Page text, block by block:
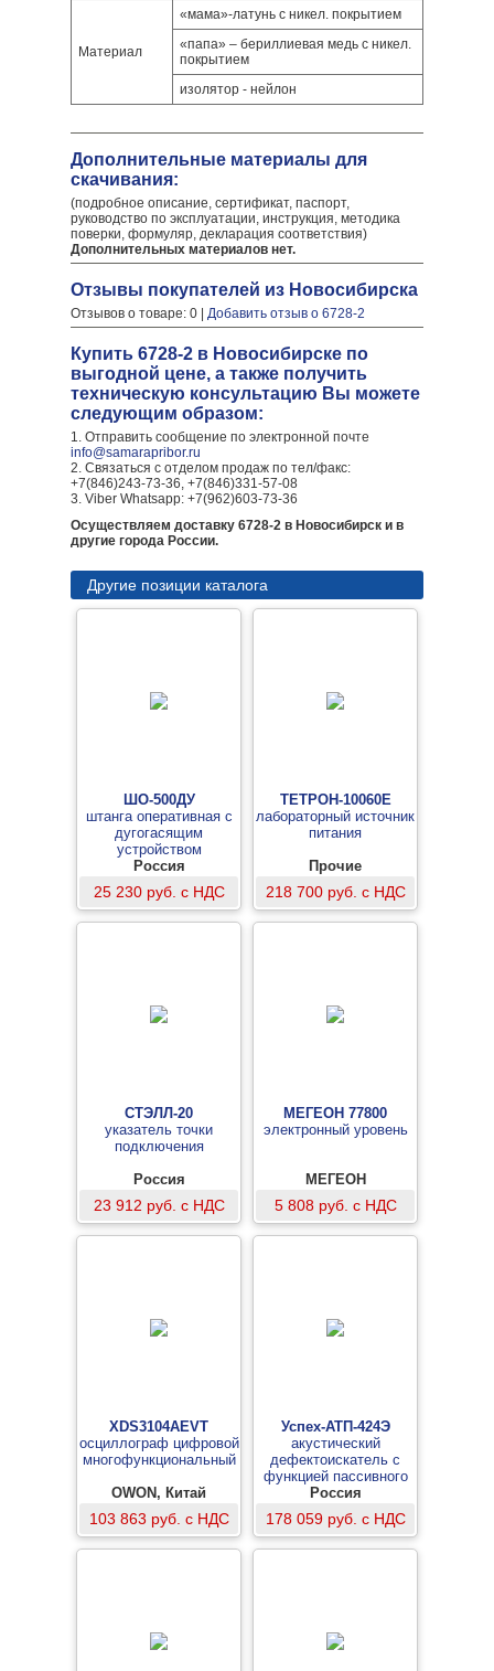
Материал
«мама»-латунь с никел. покрытием
«папа» – бериллиевая медь с никел.
покрытием
изолятор - нейлон
Дополнительные материалы для
скачивания:
(подробное описание, сертификат, паспорт,
руководство по эксплуатации, инструкция, методика
поверки, формуляр, декларация соответствия)
Дополнительных материалов нет.
Отзывы покупателей из Новосибирска
Отзывов о товаре: 0 | Добавить отзыв о 6728-2
Купить 6728-2 в Новосибирске по
выгодной цене, а также получить
техническую консультацию Вы можете
следующим образом:
1. Отправить сообщение по электронной почте
info@samarapribor.ru
2. Связаться с отделом продаж по тел/факс:
+7(846)243-73-36, +7(846)331-57-08
3. Viber Whatsapp: +7(962)603-73-36
Осуществляем доставку 6728-2 в Новосибирск и в
другие города России.
Другие позиции каталога
ШО-500ДУ
штанга оперативная с
дугогасящим
устройством
Россия
25 230 руб. с НДС
ТЕТРОН-10060Е
лабораторный источник
питания
Прочие
218 700 руб. с НДС
СТЭЛЛ-20
указатель точки
подключения
Россия
23 912 руб. с НДС
МЕГЕОН 77800
электронный уровень
МЕГЕОН
5 808 руб. с НДС
XDS3104AEVT
осциллограф цифровой
многофункциональный
OWON, Китай
103 863 руб. с НДС
Успех-АТП-424Э
акустический
дефектоискатель с
функцией пассивного
обнаружения кабелей
Россия
178 059 руб. с НДС